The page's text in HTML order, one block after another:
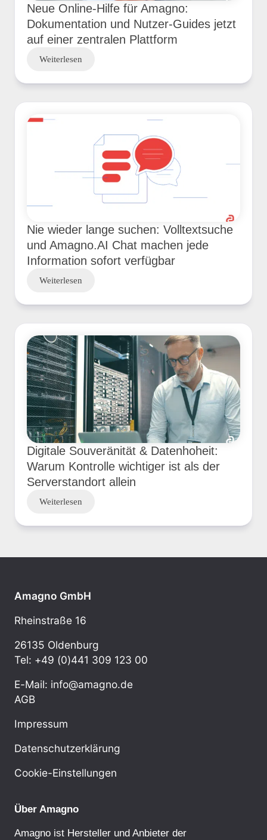
Neue Online-Hilfe für Amagno:
Dokumentation und Nutzer-Guides jetzt
auf einer zentralen Plattform
Weiterlesen
Nie wieder lange suchen: Volltextsuche
und Amagno.AI Chat machen jede
Information sofort verfügbar
Weiterlesen
Digitale Souveränität & Datenhoheit:
Warum Kontrolle wichtiger ist als der
Serverstandort allein
Weiterlesen
Amagno GmbH
Rheinstraße 16
26135 Oldenburg
Tel: +49 (0)441 309 123 00
E-Mail: info@amagno.de
AGB
Impressum
Datenschutzerklärung
Cookie-Einstellungen
Über Amagno
Amagno ist Hersteller und Anbieter der